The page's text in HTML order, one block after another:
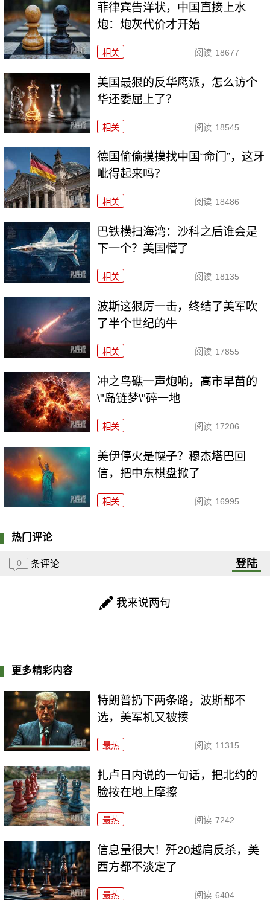
菲律宾告洋状，中国直接上水
炮：炮灰代价才开始
相关 阅读 18677
美国最狠的反华鹰派，怎么访个
华还委屈上了？
相关 阅读 18545
德国偷偷摸摸找中国“命门”，这牙
呲得起来吗？
相关 阅读 18486
巴铁横扫海湾：沙科之后谁会是
下一个？美国懵了
相关 阅读 18135
波斯这狠厉一击，终结了美军吹
了半个世纪的牛
相关 阅读 17855
冲之鸟礁一声炮响，高市早苗的
\"岛链梦\"碎一地
相关 阅读 17206
美伊停火是幌子？穆杰塔巴回
信，把中东棋盘掀了
相关 阅读 16995
热门评论
0 条评论 登陆
我来说两句
更多精彩内容
特朗普扔下两条路，波斯都不
选，美军机又被揍
最热 阅读 11315
扎卢日内说的一句话，把北约的
脸按在地上摩擦
最热 阅读 7242
信息量很大！歼20越肩反杀，美
西方都不淡定了
最热 阅读 6404